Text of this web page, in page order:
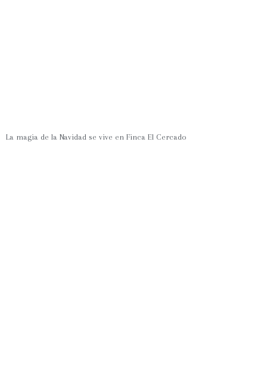
La magia de la Navidad se vive en Finca El Cercado